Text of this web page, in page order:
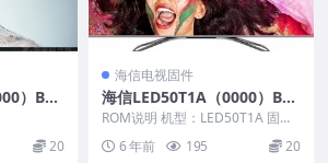
）BO
盘刷
20
海信电视固件
海信LED50T1A（0000）BO
M1_C006_20140415官方原
厂USB刷机电视固件包
ROM说明 机型：LED50T1A 固件
版本：（0000） BOM：1 海信L
E... 6 年前 195 20